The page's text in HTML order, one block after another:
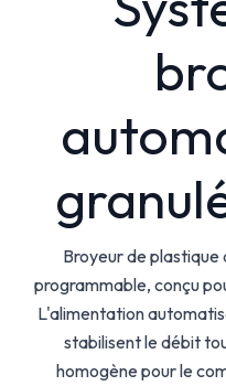
Broyeur de
programmable, conçu
L'alimentation
stabilisent le débit
homogène pour le